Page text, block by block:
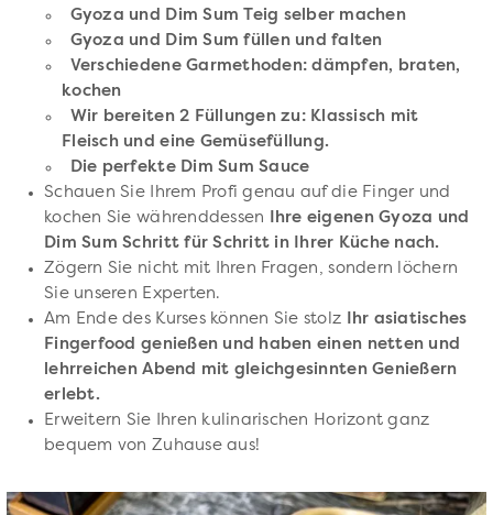
Gyoza und Dim Sum Teig selber machen
Gyoza und Dim Sum füllen und falten
Verschiedene Garmethoden: dämpfen, braten,
kochen
Wir bereiten 2 Füllungen zu: Klassisch mit
Fleisch und eine Gemüsefüllung.
Die perfekte Dim Sum Sauce
Schauen Sie Ihrem Profi genau auf die Finger und
kochen Sie währenddessen
Ihre eigenen Gyoza und
Dim Sum Schritt für Schritt in Ihrer Küche nach.
Zögern Sie nicht mit Ihren Fragen, sondern löchern
Sie unseren Experten.
Am Ende des Kurses können Sie stolz Ihr asiatisches
Fingerfood genießen und haben einen netten und
lehrreichen Abend mit gleichgesinnten Genießern
erlebt.
Erweitern Sie Ihren kulinarischen Horizont ganz
bequem von Zuhause aus!